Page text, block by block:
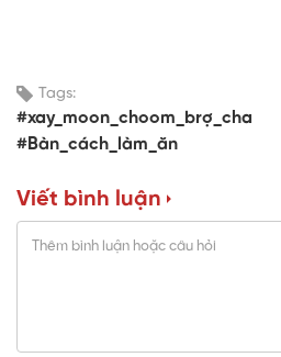
Tags:
#xay_moon_choom_brợ_cha
#Bàn_cách_làm_ăn
Viết bình luận